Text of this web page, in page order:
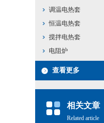
调温电热套
恒温电热套
搅拌电热套
电阻炉
查看更多
相关文章
Related article